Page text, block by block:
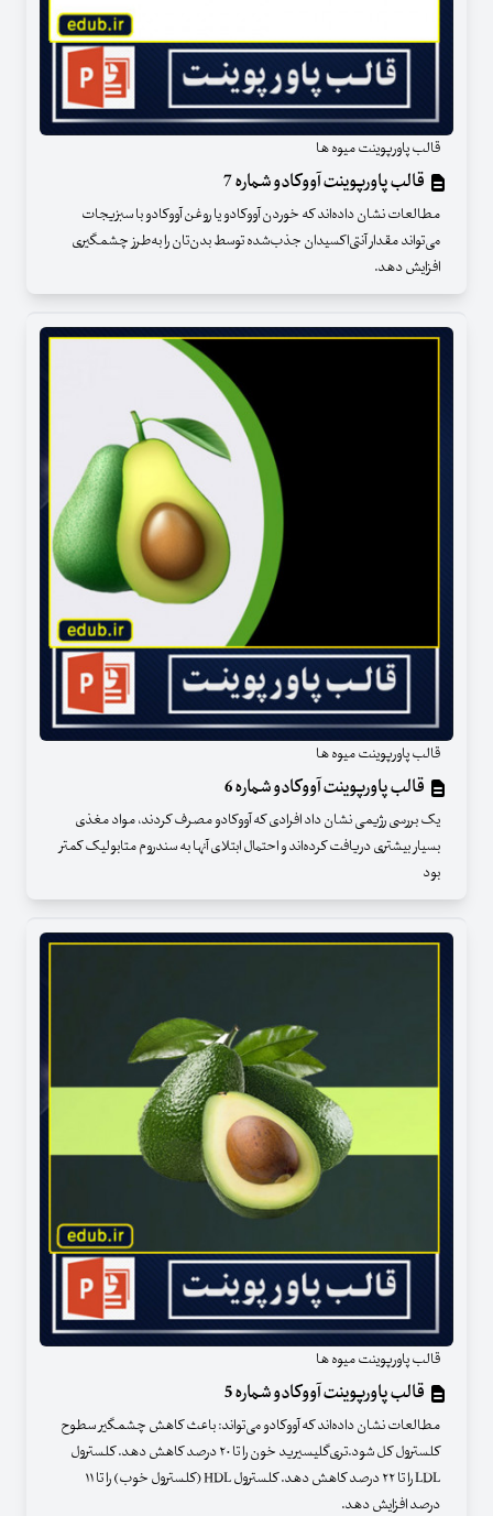
قالب پاورپوینت میوه ها
قالب پاورپوینت آووکادو شماره 7
مطالعات نشان داده‌اند که خوردن آووکادو یا روغن آووکادو با سبزیجات
می‌تواند مقدار آنتی‌اکسیدان جذب‌شده توسط بدن‌تان را به‌طرز چشمگیری
افزایش دهد.
قالب پاورپوینت میوه ها
قالب پاورپوینت آووکادو شماره 6
یک بررسی رژیمی نشان داد افرادی که آووکادو مصرف کردند، مواد مغذی
بسیار بیشتری دریافت کرده‌اند و احتمال ابتلای آنها به سندروم متابولیک کمتر
بود
قالب پاورپوینت میوه ها
قالب پاورپوینت آووکادو شماره 5
مطالعات نشان داده‌اند که آووکادو می‌‌تواند: باعث کاهش چشمگیر سطوح
کلسترول کل شود.تری‌گلیسیرید خون را تا ۲۰ درصد کاهش دهد. کلسترول
LDL را تا ۲۲ درصد کاهش دهد. کلسترول HDL (کلسترول خوب) را تا ۱۱
درصد افزایش دهد.